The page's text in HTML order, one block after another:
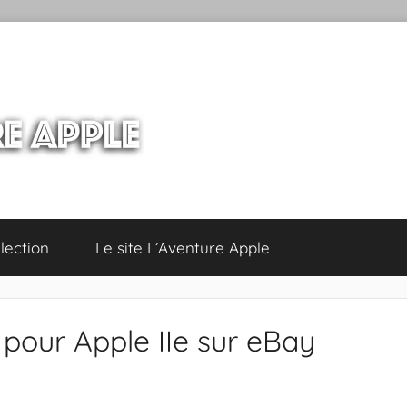
Le site L’Aventure Apple
Apple IIe sur eBay